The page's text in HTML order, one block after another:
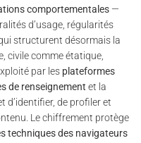
comportementales —
d’usage, régularités
structurent désormais la
civile comme étatique,
par les plateformes
de renseignement et la
d’identifier, de profiler et
Le chiffrement protège
techniques des navigateurs